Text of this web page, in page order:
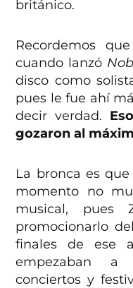
británico.
Recordemos
cuando lanzó
disco como
pues le fue ahí
decir verdad.
gozaron al
La bronca es
momento no
musical,
promocionarlo
finales de ese
empezaban a
conciertos y